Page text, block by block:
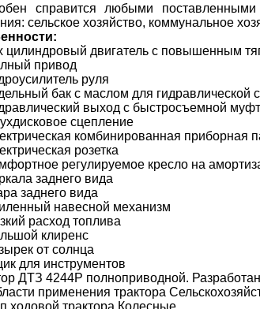
справится любыми поставленными
сельское хозяйство, коммунальное
цилиндровый двигатель с повышенным
привод
руля
бак с маслом для гидравлической
выход с быстросъемной
сцепление
комбинированная приборная
розетка
регулируемое кресло на
заднего вида
заднего вида
навесной механизм
расход топлива
клиренс
от солнца
для инструментов
ДТЗ 4244Р полноприводной.
применения трактора
ходовой трактора Колесные